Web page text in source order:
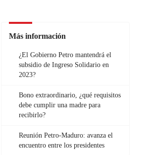
Más información
¿El Gobierno Petro mantendrá el
subsidio de Ingreso Solidario en
2023?
Bono extraordinario, ¿qué requisitos
debe cumplir una madre para
recibirlo?
Reunión Petro-Maduro: avanza el
encuentro entre los presidentes